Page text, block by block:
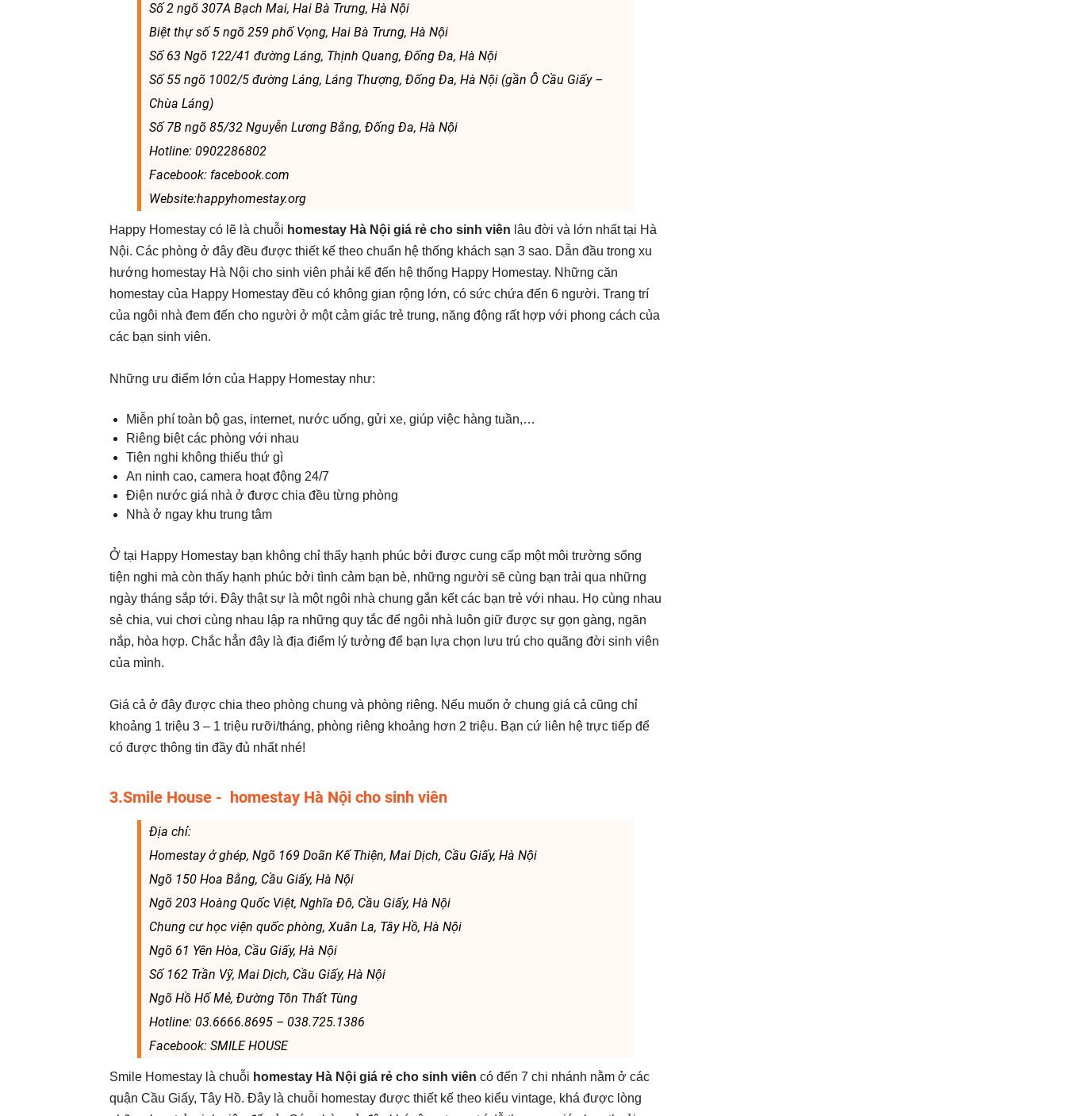
Số 2 ngõ 307A Bạch Mai, Hai Bà Trưng, Hà Nội
Biệt thự số 5 ngõ 259 phố Vọng, Hai Bà Trưng, Hà Nội
Số 63 Ngõ 122/41 đường Láng, Thịnh Quang, Đống Đa, Hà Nội
Số 55 ngõ 1002/5 đường Láng, Láng Thượng, Đống Đa, Hà Nội (gần Ô Cầu Giấy –
Chùa Láng)
Số 7B ngõ 85/32 Nguyễn Lương Bằng, Đống Đa, Hà Nội
Hotline: 0902286802
Facebook: facebook.com
Website:happyhomestay.org
Happy Homestay có lẽ là chuỗi homestay Hà Nội giá rẻ cho sinh viên lâu đời và lớn nhất tại Hà
Nội. Các phòng ở đây đều được thiết kế theo chuẩn hệ thống khách sạn 3 sao. Dẫn đầu trong xu
hướng homestay Hà Nội cho sinh viên phải kể đến hệ thống Happy Homestay. Những căn
homestay của Happy Homestay đều có không gian rộng lớn, có sức chứa đến 6 người. Trang trí
của ngôi nhà đem đến cho người ở một cảm giác trẻ trung, năng động rất hợp với phong cách của
các bạn sinh viên.
Những ưu điểm lớn của Happy Homestay như:
Miễn phí toàn bộ gas, internet, nước uống, gửi xe, giúp việc hàng tuần,…
Riêng biệt các phòng với nhau
Tiện nghi không thiếu thứ gì
An ninh cao, camera hoạt động 24/7
Điện nước giá nhà ở được chia đều từng phòng
Nhà ở ngay khu trung tâm
Ở tại Happy Homestay bạn không chỉ thấy hạnh phúc bởi được cung cấp một môi trường sống
tiện nghi mà còn thấy hạnh phúc bởi tình cảm bạn bè, những người sẽ cùng bạn trải qua những
ngày tháng sắp tới. Đây thật sự là một ngôi nhà chung gắn kết các bạn trẻ với nhau. Họ cùng nhau
sẻ chia, vui chơi cùng nhau lập ra những quy tắc để ngôi nhà luôn giữ được sự gọn gàng, ngăn
nắp, hòa hợp. Chắc hẳn đây là địa điểm lý tưởng để bạn lựa chọn lưu trú cho quãng đời sinh viên
của mình.
Giá cả ở đây được chia theo phòng chung và phòng riêng. Nếu muốn ở chung giá cả cũng chỉ
khoảng 1 triệu 3 – 1 triệu rưỡi/tháng, phòng riêng khoảng hơn 2 triệu. Bạn cứ liên hệ trực tiếp để
có được thông tin đầy đủ nhất nhé!
3.Smile House - homestay Hà Nội cho sinh viên
Địa chỉ:
Homestay ở ghép, Ngõ 169 Doãn Kế Thiện, Mai Dịch, Cầu Giấy, Hà Nội
Ngõ 150 Hoa Bằng, Cầu Giấy, Hà Nội
Ngõ 203 Hoàng Quốc Việt, Nghĩa Đô, Cầu Giấy, Hà Nội
Chung cư học viện quốc phòng, Xuân La, Tây Hồ, Hà Nội
Ngõ 61 Yên Hòa, Cầu Giấy, Hà Nội
Số 162 Trần Vỹ, Mai Dịch, Cầu Giấy, Hà Nội
Ngõ Hồ Hố Mẻ, Đường Tôn Thất Tùng
Hotline: 03.6666.8695 – 038.725.1386
Facebook: SMILE HOUSE
Smile Homestay là chuỗi homestay Hà Nội giá rẻ cho sinh viên có đến 7 chi nhánh nằm ở các
quận Cầu Giấy, Tây Hồ. Đây là chuỗi homestay được thiết kế theo kiểu vintage, khá được lòng